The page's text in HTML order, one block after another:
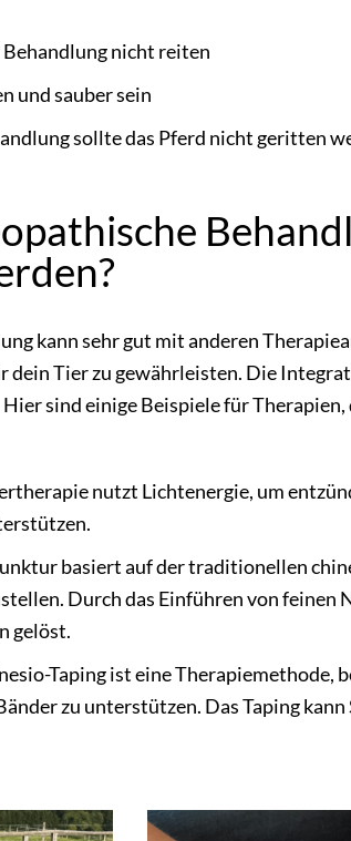
nicht reiten
und sauber sein
sollte das Pferd nicht geritten
kann sehr gut mit anderen
dein Tier zu gewährleisten. Die
Hier sind einige Beispiele für
nutzt Lichtenergie, um
basiert auf der traditionellen
Durch das Einführen von feinen
gelöst.
Taping ist eine Therapiemethode,
zu unterstützen. Das Taping